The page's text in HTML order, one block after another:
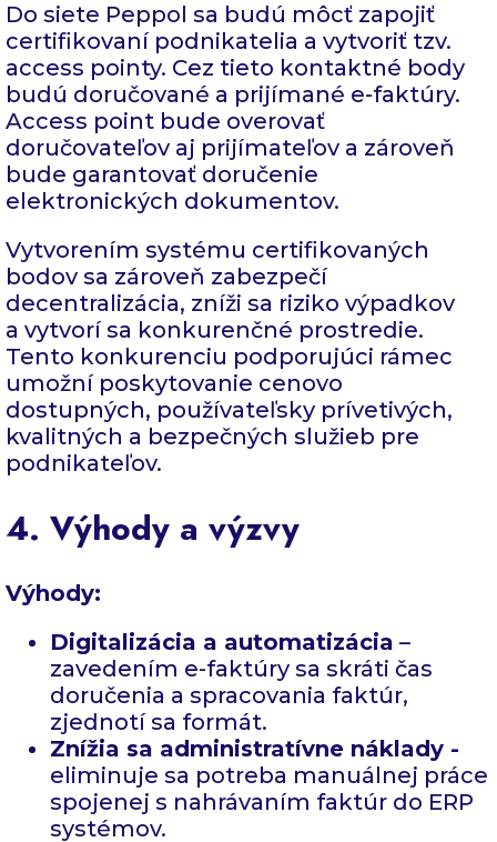
Do siete Peppol sa budú môcť zapojiť
certifikovaní podnikatelia a vytvoriť tzv.
access pointy. Cez tieto kontaktné body
budú doručované a prijímané e-faktúry.
Access point bude overovať
doručovateľov aj prijímateľov a zároveň
bude garantovať doručenie
elektronických dokumentov.
Vytvorením systému certifikovaných
bodov sa zároveň zabezpečí
decentralizácia, zníži sa riziko výpadkov
a vytvorí sa konkurenčné prostredie.
Tento konkurenciu podporujúci rámec
umožní poskytovanie cenovo
dostupných, používateľsky prívetivých,
kvalitných a bezpečných služieb pre
podnikateľov.
4. Výhody a výzvy
Výhody:
Digitalizácia a automatizácia –
zavedením e-faktúry sa skráti čas
doručenia a spracovania faktúr,
zjednotí sa formát.
Znížia sa administratívne náklady -
eliminuje sa potreba manuálnej práce
spojenej s nahrávaním faktúr do ERP
systémov.